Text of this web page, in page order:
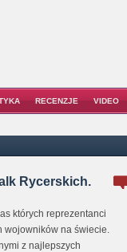
RECENZJE VIDEO
Rycerskich.
których reprezentanci
wojowników na świecie.
z najlepszych